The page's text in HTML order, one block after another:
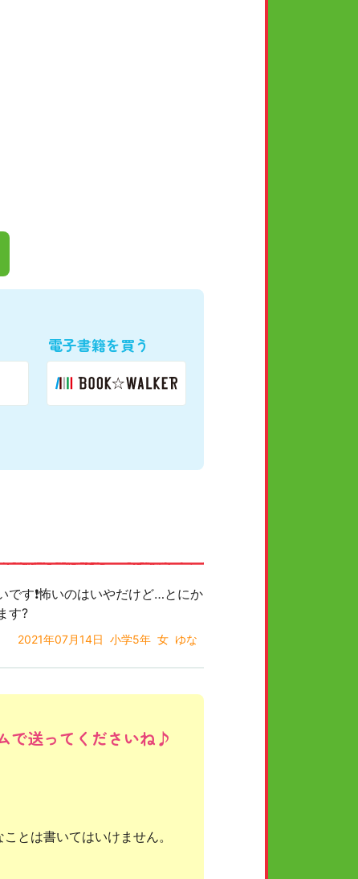
電子書籍を買う
す❗怖いのはいやだけど…とにか
す?
2021年07月14日 小学5年 女 ゆな
で送ってくださいね♪
とは書いてはいけません。